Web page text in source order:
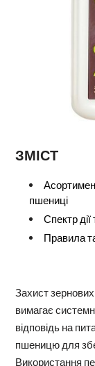
ЗМІСТ
пшениці
Спектр
Правила
Захист
вимагає
відповідь на
пшеницю для
Використання